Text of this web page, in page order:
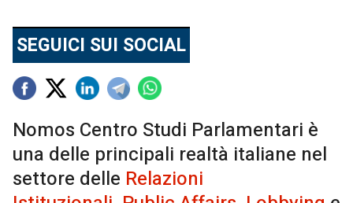
SEGUICI SUI SOCIAL
Nomos Centro Studi Parlamentari è
una delle principali realtà italiane nel
settore delle Relazioni